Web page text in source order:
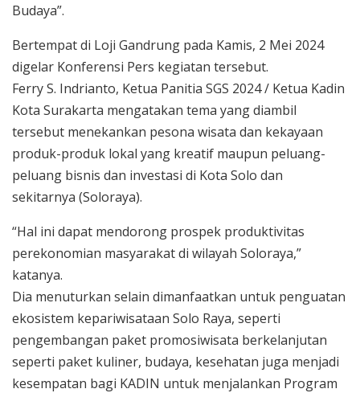
Budaya”.
Bertempat di Loji Gandrung pada Kamis, 2 Mei 2024
digelar Konferensi Pers kegiatan tersebut.
Ferry S. Indrianto, Ketua Panitia SGS 2024 / Ketua Kadin
Kota Surakarta mengatakan tema yang diambil
tersebut menekankan pesona wisata dan kekayaan
produk-produk lokal yang kreatif maupun peluang-
peluang bisnis dan investasi di Kota Solo dan
sekitarnya (Soloraya).
“Hal ini dapat mendorong prospek produktivitas
perekonomian masyarakat di wilayah Soloraya,”
katanya.
Dia menuturkan selain dimanfaatkan untuk penguatan
ekosistem kepariwisataan Solo Raya, seperti
pengembangan paket promosiwisata berkelanjutan
seperti paket kuliner, budaya, kesehatan juga menjadi
kesempatan bagi KADIN untuk menjalankan Program